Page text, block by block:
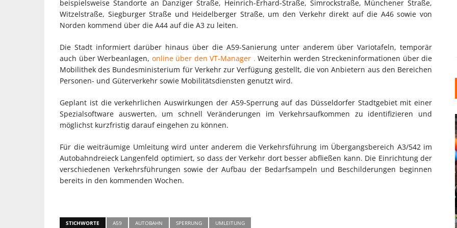
beispielsweise Standorte an Danziger Straße, Heinrich-Erhard-Straße, Simrockstraße, Münchener Straße,
Witzelstraße, Siegburger Straße und Heidelberger Straße, um den Verkehr direkt auf die A46 sowie von
Norden kommend über die A44 auf die A3 zu leiten.
Die Stadt informiert darüber hinaus über die A59-Sanierung unter anderem über Variotafeln, temporär
auch über Werbeanlagen, online über den VT-Manager . Weiterhin werden Streckeninformationen über die
Mobilithek des Bundesministerium für Verkehr zur Verfügung gestellt, die von Anbietern aus den Bereichen
Personen- und Güterverkehr sowie Mobilitätsdiensten genutzt wird.
Geplant ist die verkehrlichen Auswirkungen der A59-Sperrung auf das Düsseldorfer Stadtgebiet mit einer
Spezialsoftware auswerten, um schnell Veränderungen im Verkehrsaufkommen zu identifizieren und
möglichst kurzfristig darauf eingehen zu können.
Für die weiträumige Umleitung wird unter anderem die Verkehrsführung im Übergangsbereich A3/542 im
Autobahndreieck Langenfeld optimiert, so dass der Verkehr dort besser abfließen kann. Die Einrichtung der
verschiedenen Verkehrsführungen sowie der Aufbau der Bedarfsampeln und Beschilderungen beginnen
bereits in den kommenden Wochen.
STICHWORTE A59 AUTOBAHN SPERRUNG UMLEITUNG